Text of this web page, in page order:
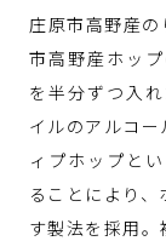
庄原市高野産
市高野産ホッ
を半分ずつ入
イルのアルコ
ィプホップと
ることにより
す製法を採用